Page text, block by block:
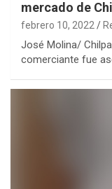
mercado de
febrero 10, 2022
José Molina/
comerciante fue